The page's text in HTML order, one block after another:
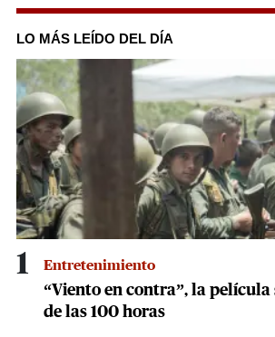
0
of
3
minutes,
28
seconds
LO MÁS LEÍDO DEL DÍA
1 Entretenimiento
“Viento en contra”, la película
de las 100 horas